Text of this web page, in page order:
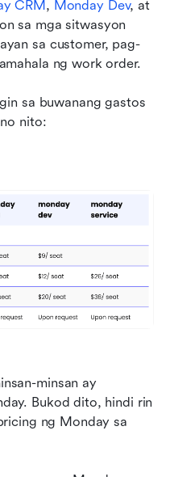
CRM , Monday Dev
, at
sa mga sitwasyon
sa customer, pag-
ng work order.
sa buwanang gastos
nito:
minsan ay
Bukod dito, hindi rin
ng Monday sa